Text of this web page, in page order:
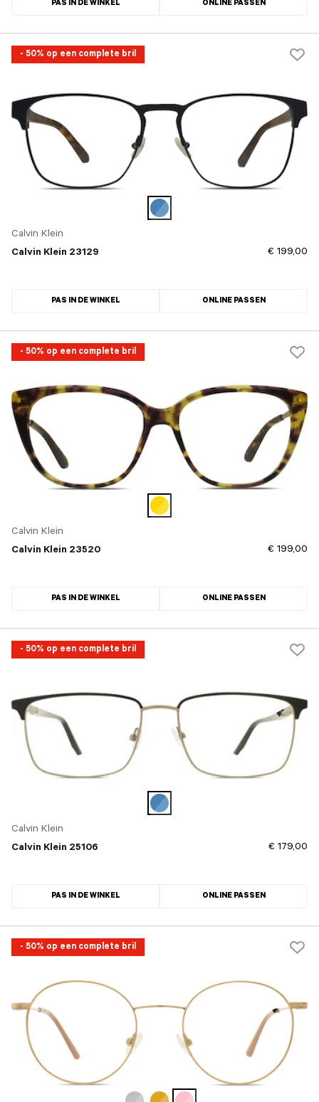
PAS IN DE WINKEL ONLINE PASSEN
- 50% op een complete bril
Calvin Klein
Calvin Klein 23129
€ 199,00
PAS IN DE WINKEL ONLINE PASSEN
- 50% op een complete bril
Calvin Klein
Calvin Klein 23520
€ 199,00
PAS IN DE WINKEL ONLINE PASSEN
- 50% op een complete bril
Calvin Klein
Calvin Klein 25106
€ 179,00
PAS IN DE WINKEL ONLINE PASSEN
- 50% op een complete bril